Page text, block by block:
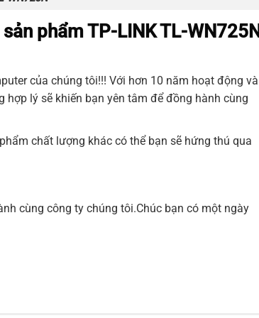
phẩm TP-LINK TL-WN725N
của chúng tôi!!! Với hơn 10 năm hoạt động và
lý sẽ khiến bạn yên tâm để đồng hành cùng
chất lượng khác có thể bạn sẽ hứng thú qua
cùng công ty chúng tôi.Chúc bạn có một ngày